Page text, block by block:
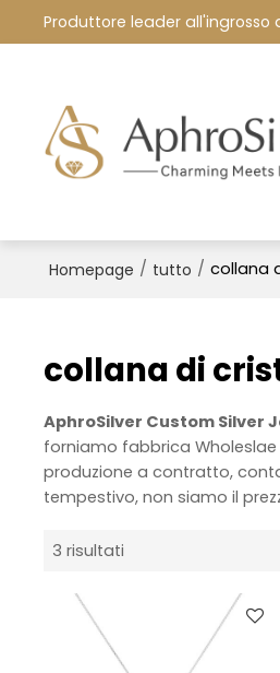
Produttore leader all'ingrosso
Homepage / tutto / collana
collana di
AphroSilver Custom Silver
forniamo fabbrica Wholeslae
produzione a contratto,
tempestivo, non siamo il
3 risultati